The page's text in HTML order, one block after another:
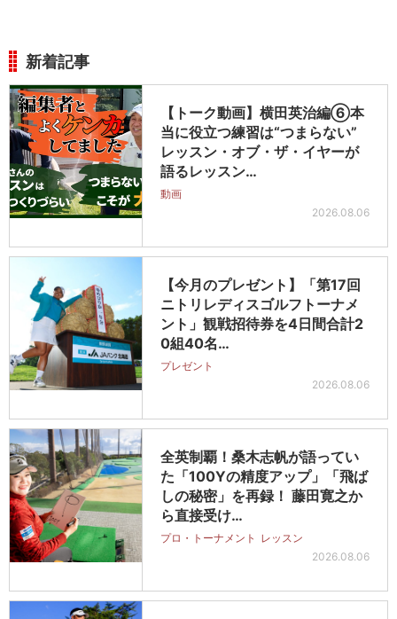
新着記事
【トーク動画】横田英治編⑥本
当に役立つ練習は“つまらない”
レッスン・オブ・ザ・イヤーが
語るレッスン…
動画
2026.08.06
【今月のプレゼント】「第17回
ニトリレディスゴルフトーナメ
ント」観戦招待券を4日間合計2
0組40名…
プレゼント
2026.08.06
全英制覇！桑木志帆が語ってい
た「100Yの精度アップ」「飛ば
しの秘密」を再録！ 藤田寛之か
ら直接受け…
プロ・トーナメント レッスン
2026.08.06